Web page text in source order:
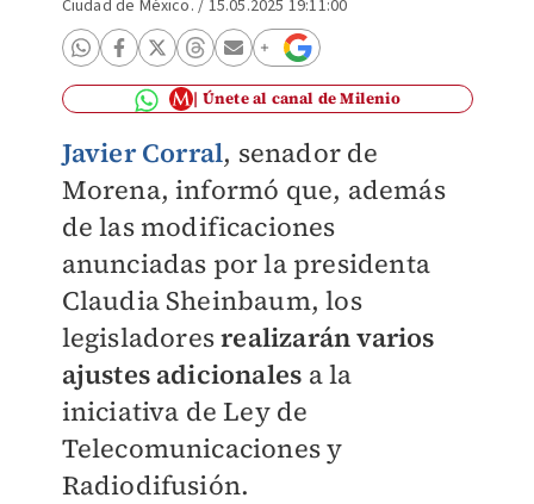
Ciudad de México. / 15.05.2025 19:11:00
Únete al canal de Milenio
Javier Corral, senador de
Morena, informó que, además
de las modificaciones
anunciadas por la presidenta
Claudia Sheinbaum, los
legisladoresrealizarán varios
ajustes adicionales a la
iniciativa de Ley de
Telecomunicaciones y
Radiodifusión.